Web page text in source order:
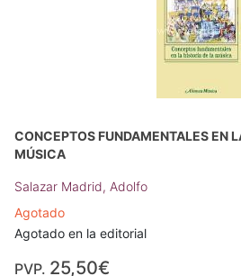
CONCEPTOS FUNDAMENTALES EN
MÚSICA
Salazar Madrid, Adolfo
Agotado
Agotado en la editorial
PVP. 25,50€